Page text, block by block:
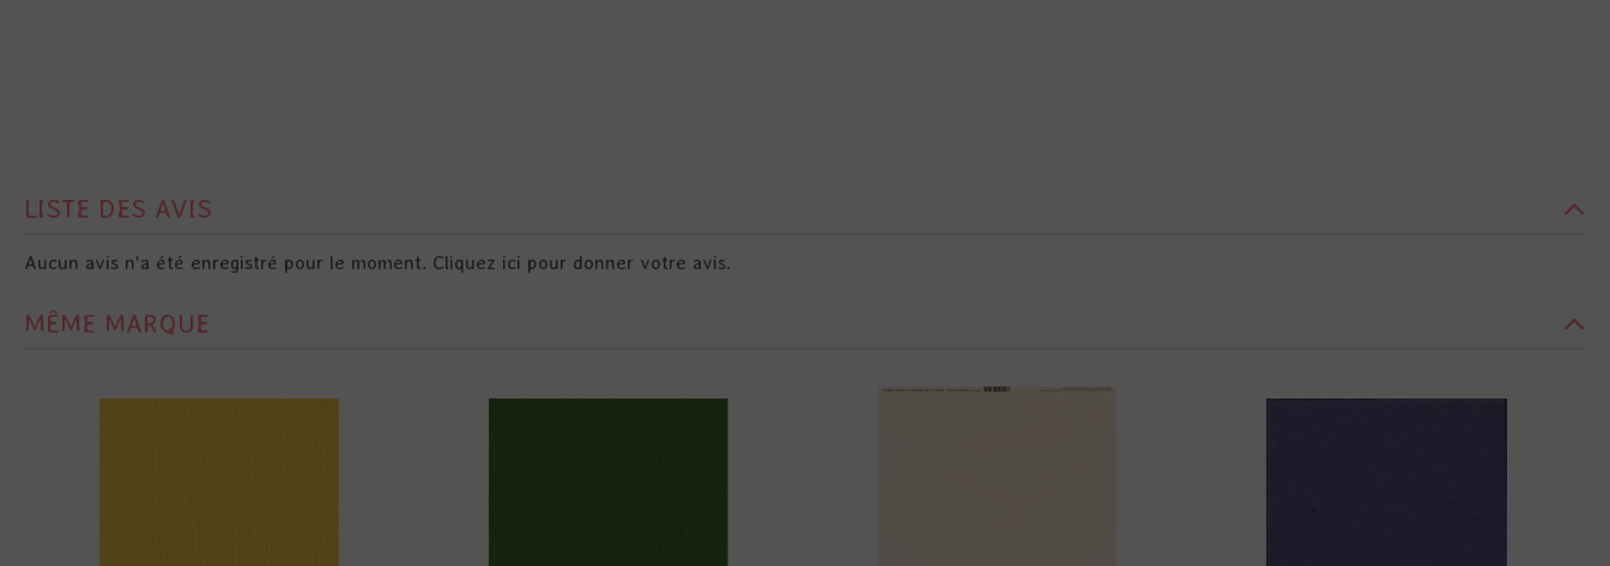
LISTE DES AVIS
Aucun avis n'a été enregistré pour le moment. Cliquez ici pour donner votre avis.
MÊME MARQUE